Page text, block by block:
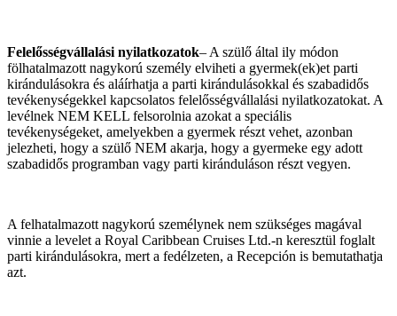
Felelősségvállalási nyilatkozatok– A szülő által ily módon
fölhatalmazott nagykorú személy elviheti a gyermek(ek)et parti
kirándulásokra és aláírhatja a parti kirándulásokkal és szabadidős
tevékenységekkel kapcsolatos felelősségvállalási nyilatkozatokat. A
levélnek NEM KELL felsorolnia azokat a speciális
tevékenységeket, amelyekben a gyermek részt vehet, azonban
jelezheti, hogy a szülő NEM akarja, hogy a gyermeke egy adott
szabadidős programban vagy parti kiránduláson részt vegyen.
A felhatalmazott nagykorú személynek nem szükséges magával
vinnie a levelet a Royal Caribbean Cruises Ltd.-n keresztül foglalt
parti kirándulásokra, mert a fedélzeten, a Recepción is bemutathatja
azt.